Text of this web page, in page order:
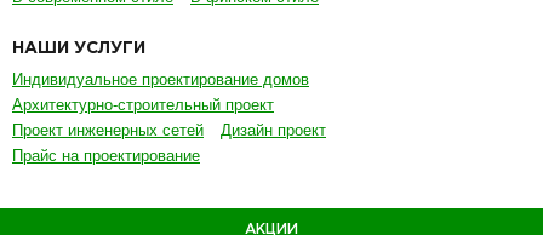
НАШИ УСЛУГИ
Индивидуальное проектирование домов
Архитектурно-строительный проект
Проект инженерных сетей
Дизайн проект
Прайс на проектирование
АКЦИИ